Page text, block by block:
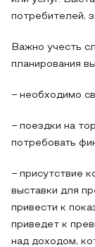
потребителей,
Важно учесть
планирования
− необходимо
− поездки на
потребовать
− присутствие
выставки для
привести к
приведет к
над доходом,